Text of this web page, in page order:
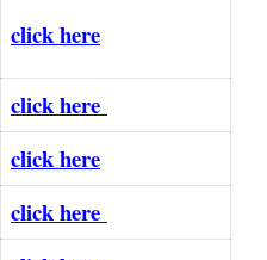
click here
click here
click here
click here